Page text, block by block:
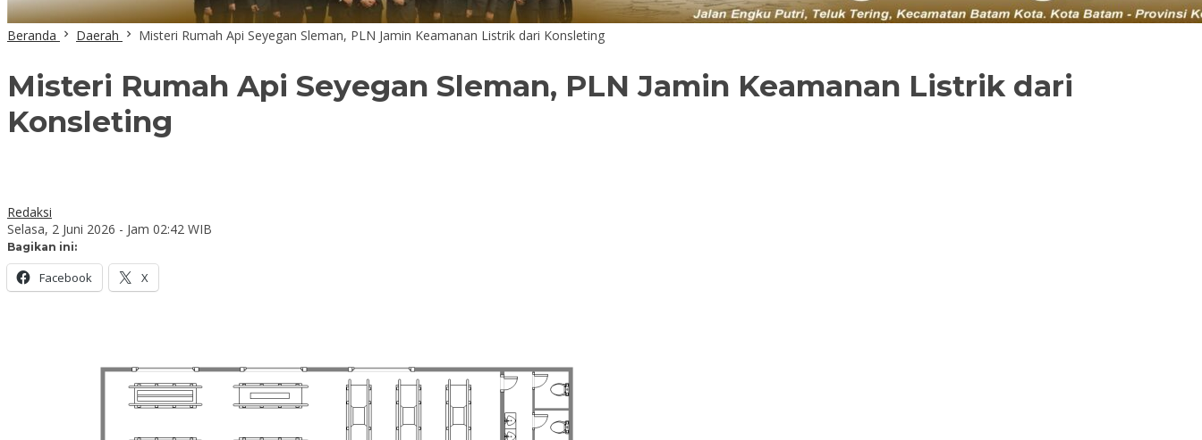
Beranda Daerah Misteri Rumah Api Seyegan Sleman, PLN Jamin Keamanan Listrik dari Konsleting
Misteri Rumah Api Seyegan Sleman, PLN Jamin Keamanan Listrik dari
Konsleting
Redaksi
Selasa, 2 Juni 2026 - Jam 02:42 WIB
Bagikan ini:
Facebook X